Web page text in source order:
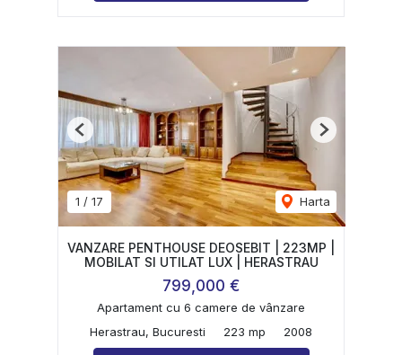
1 / 17 Harta
Previous Next
VANZARE PENTHOUSE DEOSEBIT | 223MP |
MOBILAT SI UTILAT LUX | HERASTRAU
799,000 €
Apartament cu 6 camere de vânzare
Herastrau, Bucuresti
223 mp 2008